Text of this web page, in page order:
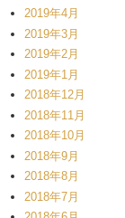
2019年4月
2019年3月
2019年2月
2019年1月
2018年12月
2018年11月
2018年10月
2018年9月
2018年8月
2018年7月